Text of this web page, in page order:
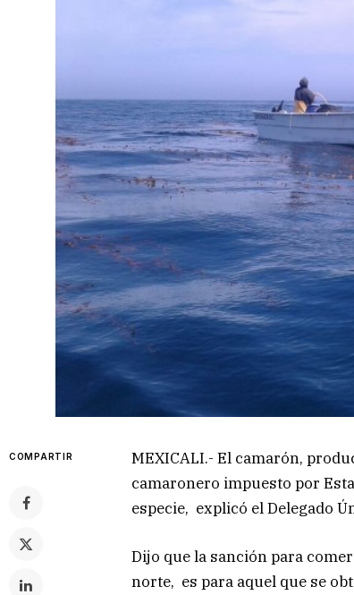
COMPARTIR
MEXICALI.- El camarón,
camaronero impuesto por
especie, explicó el Delegado
Dijo que la sanción para
norte, es para aquel que se